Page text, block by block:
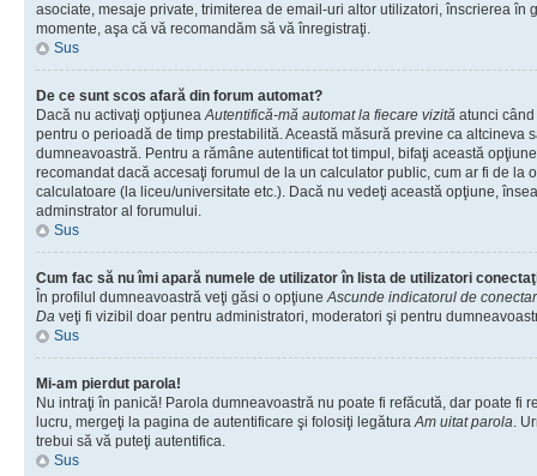
asociate, mesaje private, trimiterea de email-uri altor utilizatori, înscrierea în
momente, aşa că vă recomandăm să vă înregistraţi.
Sus
De ce sunt scos afară din forum automat?
Dacă nu activaţi opţiuneaAutentifică-mă automat la fiecare vizită atunci
pentru o perioadă de timp prestabilită. Această măsură previne ca altcineva
dumneavoastră. Pentru a rămâne autentificat tot timpul, bifaţi această
recomandat dacă accesaţi forumul de la un calculator public, cum ar fi de la
calculatoare (la liceu/universitate etc.). Dacă nu vedeţi această opţiune,
adminstrator al forumului.
Sus
Cum fac să nu îmi apară numele de utilizator în lista de utilizatori
În profilul dumneavoastră veţi găsi o opţiuneAscunde indicatorul de
Da veţi fi vizibil doar pentru administratori, moderatori şi pentru
Sus
Mi-am pierdut parola!
Nu intraţi în panică! Parola dumneavoastră nu poate fi refăcută, dar poate fi
lucru, mergeţi la pagina de autentificare şi folosiţi legăturaAm uitat parola.
trebui să vă puteţi autentifica.
Sus